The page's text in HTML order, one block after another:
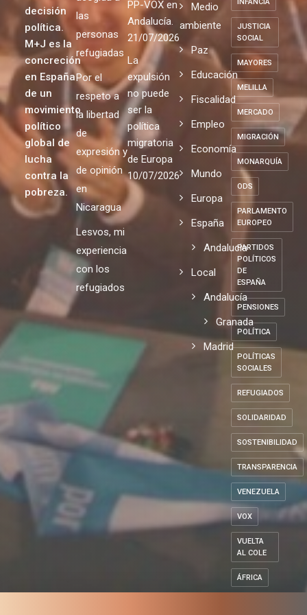
decisión
política.
M+J es la
concreción
en España
de un
movimiento
político
global de
lucha
contra la
pobreza.
las
personas
refugiadas
Por el
respeto a
la libertad
de
expresión y
de opinión
en
Nicaragua
Lesvos, mi
experiencia
con los
refugiados
PP-VOX en
Andalucía.
21/07/2026
La
expulsión
no puede
ser la
política
migratoria
de Europa
10/07/2026
Medio
ambiente
Paz
Educación
Fiscalidad
Empleo
Economía
Mundo
Europa
España
Andalucia
Local
Andalucía
Granada
Madrid
JUSTICIA
SOCIAL
MAYORES
MELILLA
MERCADO
MIGRACIÓN
MONARQUÍA
ODS
PARLAMENTO
EUROPEO
PARTIDOS
POLÍTICOS
DE
ESPAÑA
PENSIONES
POLÍTICA
POLÍTICAS
SOCIALES
REFUGIADOS
SOLIDARIDAD
SOSTENIBILIDAD
TRANSPARENCIA
VENEZUELA
VOX
VUELTA
AL COLE
ÁFRICA